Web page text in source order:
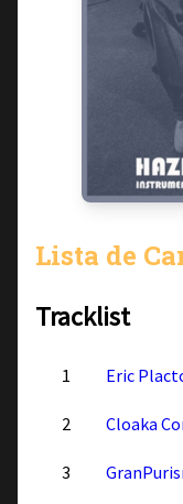
Lista de
Tracklist
1 Eric
2 Cloaka
3